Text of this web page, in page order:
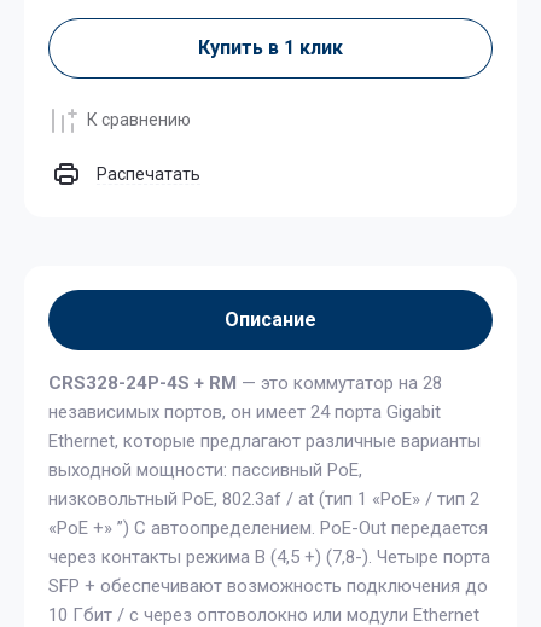
Купить в 1 клик
К сравнению
Распечатать
Описание
CRS328-24P-4S + RM — это коммутатор на 28
независимых портов, он имеет 24 порта Gigabit
Ethernet, которые предлагают различные варианты
выходной мощности: пассивный PoE,
низковольтный PoE, 802.3af / at (тип 1 «PoE» / тип 2
«PoE +» ”) С автоопределением. PoE-Out передается
через контакты режима B (4,5 +) (7,8-). Четыре порта
SFP + обеспечивают возможность подключения до
10 Гбит / с через оптоволокно или модули Ethernet